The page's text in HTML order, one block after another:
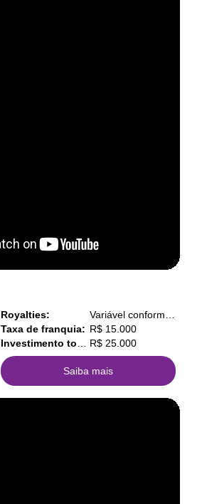
Royalties:
Variável conforme o tipo de franquia
Taxa de franquia: R$ 15.000
Investimento total: R$ 25.000
Saiba mais